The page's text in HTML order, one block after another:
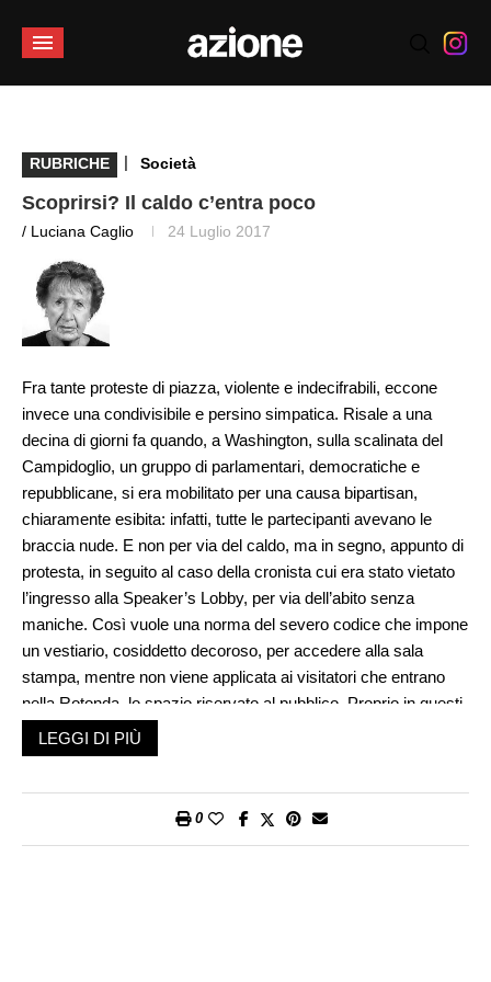
RUBRICHE | Società
Scoprirsi? Il caldo c’entra poco
/ Luciana Caglio 24 Luglio 2017
Fra tante proteste di piazza, violente e indecifrabili, eccone
invece una condivisibile e persino simpatica. Risale a una
decina di giorni fa quando, a Washington, sulla scalinata del
Campidoglio, un gruppo di parlamentari, democratiche e
repubblicane, si era mobilitato per una causa bipartisan,
chiaramente esibita: infatti, tutte le partecipanti avevano le
braccia nude. E non per via del caldo, ma in segno, appunto di
protesta, in seguito al caso della cronista cui era stato vietato
l’ingresso alla Speaker’s Lobby, per via dell’abito senza
maniche. Così vuole una norma del severo codice che impone
un vestiario, cosiddetto decoroso, per accedere alla sala
stampa, mentre non viene applicata ai visitatori che entrano
nella Rotonda, lo spazio riservato al pubblico. Proprio in questi
giorni, frotte di turisti, in tenuta vacanziera, calzoncini,
maglietta, infradito, cappellino da basket, affollano, indisturbati,
insomma. Da qui la polemica contro una discriminazione di
LEGGI DI PIÙ
0